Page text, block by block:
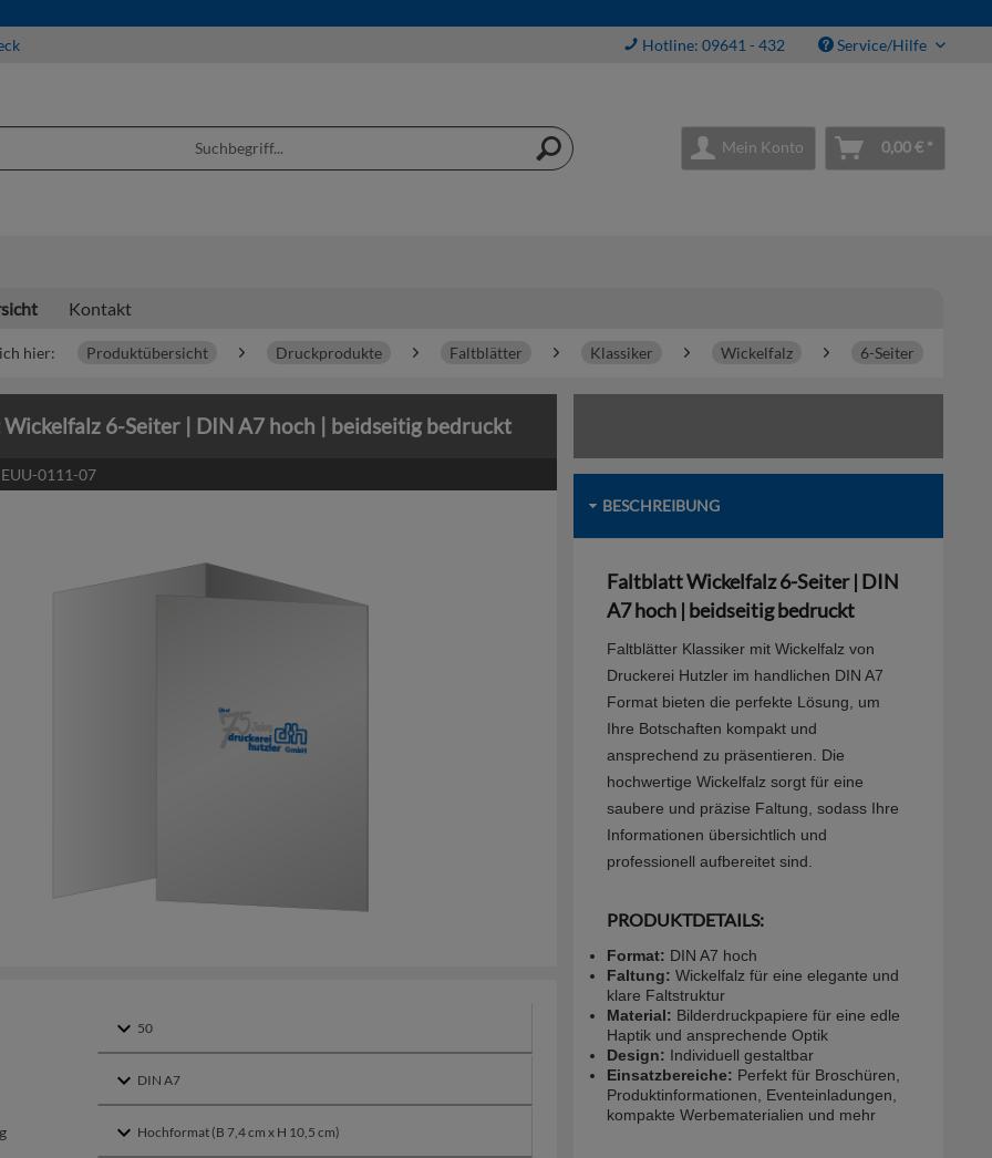
Hotline: 09641 - 432 Service/Hilfe
Mein Konto 0,00 € *
Kontakt
hier: Produktübersicht Druckprodukte Faltblätter Klassiker Wickelfalz 6-Seiter
6-Seiter | DIN A7 hoch | beidseitig bedruckt
EUU-0111-07
BESCHREIBUNG
Faltblatt Wickelfalz 6-Seiter | DIN
A7 hoch | beidseitig bedruckt
Faltblätter Klassiker mit Wickelfalz von
Druckerei Hutzler im handlichen DIN A7
Format bieten die perfekte Lösung, um
Ihre Botschaften kompakt und
ansprechend zu präsentieren. Die
hochwertige Wickelfalz sorgt für eine
saubere und präzise Faltung, sodass Ihre
Informationen übersichtlich und
professionell aufbereitet sind.
PRODUKTDETAILS:
Format: DIN A7 hoch
Faltung: Wickelfalz für eine elegante und
klare Faltstruktur
Material: Bilderdruckpapiere für eine edle
Haptik und ansprechende Optik
Design: Individuell gestaltbar
Einsatzbereiche: Perfekt für Broschüren,
Produktinformationen, Eventeinladungen,
kompakte Werbematerialien und mehr